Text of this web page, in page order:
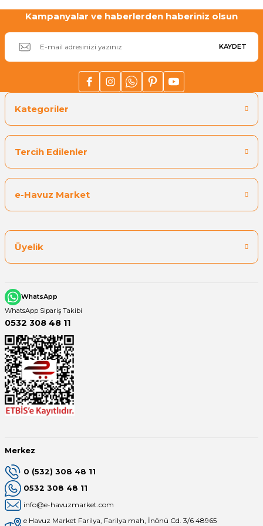
Havuz Kış Kimyasalı
Süper Pool
Tuz
Temizleyici
Havuz Güvenlik
Kapağı
Havuz Pompa
Havuz
Jakuzi Sauna
Kartuş Filtreler
Olimpik Havuz
Kampanyalar ve haberlerden haberiniz olsun
KAYDET
Kategoriler
Tercih Edilenler
e-Havuz Market
Üyelik
WhatsApp
WhatsApp Sipariş Takibi
0532 308 48 11
Merkez
0 (532) 308 48 11
0532 308 48 11
info@e-havuzmarket.com
e Havuz Market Farilya, Farilya mah, İnönü Cd. 3/6 48965